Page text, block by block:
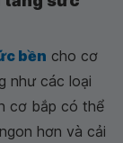
bền cho cơ
như các loại
cơ bắp có thể
hơn và cải